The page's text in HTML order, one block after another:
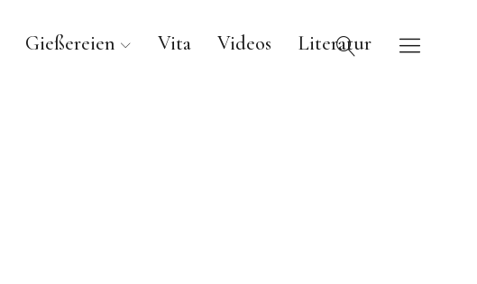
Gießereien Vita Videos
Literatur